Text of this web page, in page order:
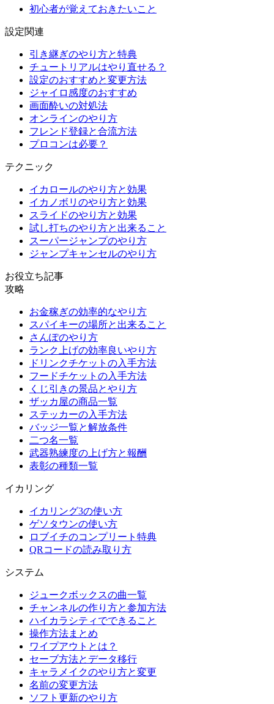
初心者が覚えておきたいこと
設定関連
引き継ぎのやり方と特典
チュートリアルはやり直せる？
設定のおすすめと変更方法
ジャイロ感度のおすすめ
画面酔いの対処法
オンラインのやり方
フレンド登録と合流方法
プロコンは必要？
テクニック
イカロールのやり方と効果
イカノボリのやり方と効果
スライドのやり方と効果
試し打ちのやり方と出来ること
スーパージャンプのやり方
ジャンプキャンセルのやり方
お役立ち記事
攻略
お金稼ぎの効率的なやり方
スパイキーの場所と出来ること
さんぽのやり方
ランク上げの効率良いやり方
ドリンクチケットの入手方法
フードチケットの入手方法
くじ引きの景品とやり方
ザッカ屋の商品一覧
ステッカーの入手方法
バッジ一覧と解放条件
二つ名一覧
武器熟練度の上げ方と報酬
表彰の種類一覧
イカリング
イカリング3の使い方
ゲソタウンの使い方
ロブイチのコンプリート特典
QRコードの読み取り方
システム
ジュークボックスの曲一覧
チャンネルの作り方と参加方法
ハイカラシティでできること
操作方法まとめ
ワイプアウトとは？
セーブ方法とデータ移行
キャラメイクのやり方と変更
名前の変更方法
ソフト更新のやり方